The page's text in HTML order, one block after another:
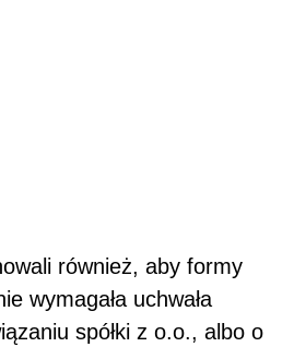
również, aby formy
wymagała uchwała
spółki z o.o., albo o